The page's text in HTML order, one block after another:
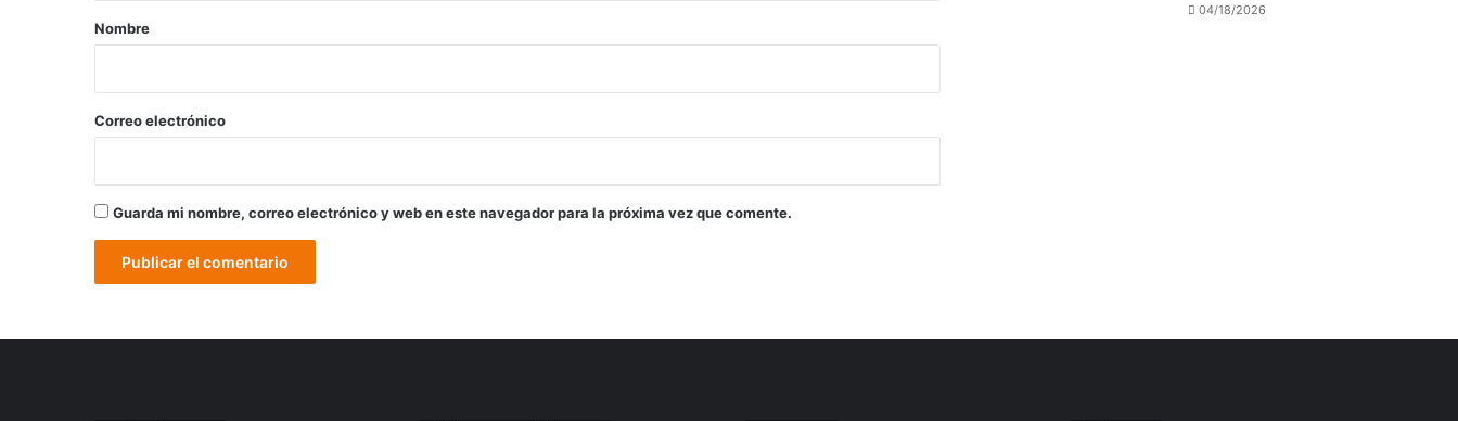
r
*
Nombre
Correo electrónico
Guarda mi nombre, correo electrónico y web en este navegador para la próxima vez que comente.
04/18/2026